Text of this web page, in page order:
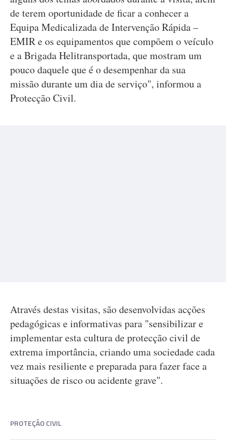
de terem oportunidade de ficar a conhecer a
Equipa Medicalizada de Intervenção Rápida –
EMIR e os equipamentos que compõem o veículo
e a Brigada Helitransportada, que mostram um
pouco daquele que é o desempenhar da sua
missão durante um dia de serviço", informou a
Protecção Civil.
Através destas visitas, são desenvolvidas acções
pedagógicas e informativas para "sensibilizar e
implementar esta cultura de protecção civil de
extrema importância, criando uma sociedade cada
vez mais resiliente e preparada para fazer face a
situações de risco ou acidente grave".
PROTEÇÃO CIVIL